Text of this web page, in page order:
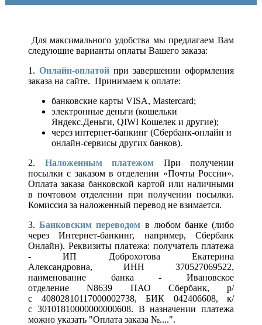
Для максимального удобства мы предлагаем Вам
следующие варианты оплаты Вашего заказа:
1. Онлайн-оплатой при завершении оформления
заказа на сайте. Принимаем к оплате:
банковские карты VISA, Mastercard;
электронные деньги (кошельки
Яндекс.Деньги, QIWI Кошелек и другие);
через интернет-банкинг (Сбербанк-онлайн и
онлайн-сервисы других банков).
2. Наложенным платежом При получении
посылки с заказом в отделении «Почты России».
Оплата заказа банковской картой или наличными
в почтовом отделении при получении посылки.
Комиссия за наложенный перевод не взимается.
3.Банковским переводом в любом банке (либо
через Интернет-банкинг, например, Сбербанк
Онлайн). Реквизиты платежа: получатель платежа
- ИП Доброхотова Екатерина
Александровна, ИНН 370527069522,
наименование банка - Ивановское
отделение N8639 ПАО Сбербанк, р/
с 40802810117000002738, БИК 042406608, к/
с 30101810000000000608. В назначении платежа
можно указать "Оплата заказа №....".